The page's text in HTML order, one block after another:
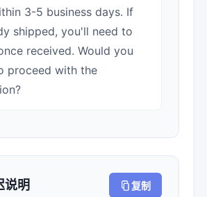
3-5 business days. If
shipped, you'll need to
received. Would you
proceed with the
说明 复制